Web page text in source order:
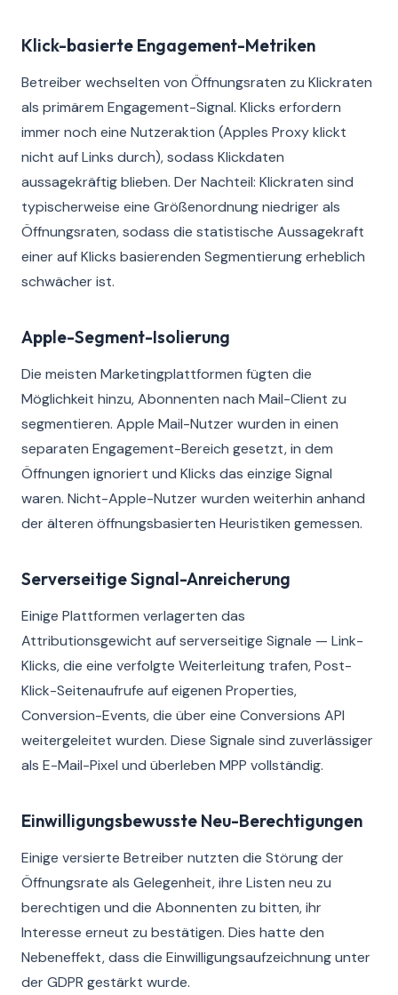
Klick-basierte Engagement-Metriken
Betreiber wechselten von Öffnungsraten zu Klickraten
als primärem Engagement-Signal. Klicks erfordern
immer noch eine Nutzeraktion (Apples Proxy klickt
nicht auf Links durch), sodass Klickdaten
aussagekräftig blieben. Der Nachteil: Klickraten sind
typischerweise eine Größenordnung niedriger als
Öffnungsraten, sodass die statistische Aussagekraft
einer auf Klicks basierenden Segmentierung erheblich
schwächer ist.
Apple-Segment-Isolierung
Die meisten Marketingplattformen fügten die
Möglichkeit hinzu, Abonnenten nach Mail-Client zu
segmentieren. Apple Mail-Nutzer wurden in einen
separaten Engagement-Bereich gesetzt, in dem
Öffnungen ignoriert und Klicks das einzige Signal
waren. Nicht-Apple-Nutzer wurden weiterhin anhand
der älteren öffnungsbasierten Heuristiken gemessen.
Serverseitige Signal-Anreicherung
Einige Plattformen verlagerten das
Attributionsgewicht auf serverseitige Signale — Link-
Klicks, die eine verfolgte Weiterleitung trafen, Post-
Klick-Seitenaufrufe auf eigenen Properties,
Conversion-Events, die über eine Conversions API
weitergeleitet wurden. Diese Signale sind zuverlässiger
als E-Mail-Pixel und überleben MPP vollständig.
Einwilligungsbewusste Neu-Berechtigungen
Einige versierte Betreiber nutzten die Störung der
Öffnungsrate als Gelegenheit, ihre Listen neu zu
berechtigen und die Abonnenten zu bitten, ihr
Interesse erneut zu bestätigen. Dies hatte den
Nebeneffekt, dass die Einwilligungsaufzeichnung unter
der GDPR gestärkt wurde.